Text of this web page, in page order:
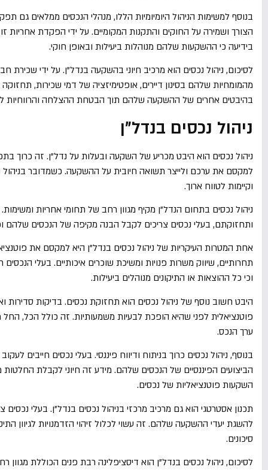
בנוסף למשימות הניהול היומיומיות הללו, מנהלי הנכסים ממלאים גם
הצורך ושמירה על החוקים והתקנות המקומיים. על ידי הפקדת אחריות
בידיעה כי ההשקעות שלהם מנוהלות ביעילות ובאופן חוקי.
לסיכום, ניהול נכסים הוא מרכיב חיוני בהשקעה בנדל"ן. על ידי שכירת
מהמומחיות שלהם בסינון דיירים, אופטימיזציה של דמי שכירות,
בהיבטים אחרים של ההשקעה שלהם תוך הבטחת ההצלחה והרווחיות
ניהול נכסים בנדל"ן
ניהול נכסים הוא היבט מכריע של השקעה ובעלות על נדל"ן. זה כרוך
למקסם את ערכם ולייצר תשואה חיובית על ההשקעה. כשמדובר בניהול
וקיימות לטווח ארוך.
ניהול נכסים בתחום הנדל"ן מקיף מגוון רחב של תחומי אחריות
ותחזוקתם, בעלי נכסים צריכים לקבל הבנה מקיפה של הנכסים שלהם
אחת המטרות העיקריות של ניהול נכסים בנדל"ן היא למקסם את
תחרותיים, שיווק משרות פנויות ומשיכת שוכרים איכותיים. בעלי
וכי כל ההוצאות או התיקונים מנוהלים ביעילות.
היבט חשוב נוסף של ניהול נכסים הוא תחזוקת נכסים. בדיקות סדירות
פוטנציאלית לפני שהיא הופכת לבעיות משמעותיות. זה כולל הכל,
ערך הנכס.
בנוסף, ניהול נכסים כרוך בניתוח ודיווח פיננסי. בעלי נכסים חייבים
הביצועים הפיננסיים של הנכסים שלהם. מידע זה חיוני לקבלת
השקעות פוטנציאליות של נכסים.
תכנון אסטרטגי הוא גם מרכיב מרכזי בניהול נכסים בנדל"ן. בעלי נכסים
להשגת יעדי ההשקעה שלהם. זה עשוי לכלול זיהוי הזדמנויות לגיוון
סיכונים.
לסיכום, ניהול נכסים בנדל"ן הוא דיסציפלינה רבת פנים הכוללת